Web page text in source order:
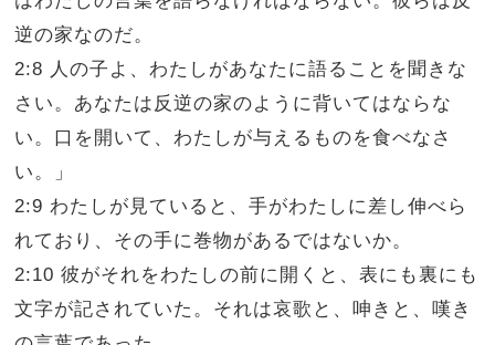
逆の家なのだ。
2:8 人の子よ、わたしがあなたに語ることを聞きな
さい。あなたは反逆の家のように背いてはならな
い。口を開いて、わたしが与えるものを食べなさ
い。」
2:9 わたしが見ていると、手がわたしに差し伸べら
れており、その手に巻物があるではないか。
2:10 彼がそれをわたしの前に開くと、表にも裏にも
文字が記されていた。それは哀歌と、呻きと、嘆き